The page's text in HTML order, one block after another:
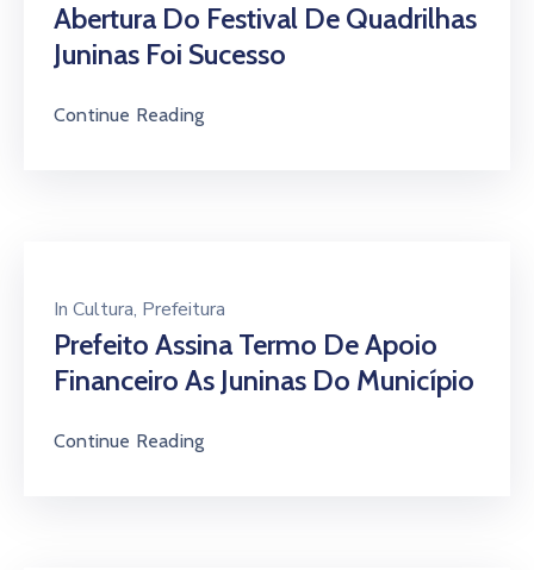
Abertura Do Festival De Quadrilhas
Juninas Foi Sucesso
Continue Reading
In Cultura‚ Prefeitura
Prefeito Assina Termo De Apoio
Financeiro As Juninas Do Município
Continue Reading